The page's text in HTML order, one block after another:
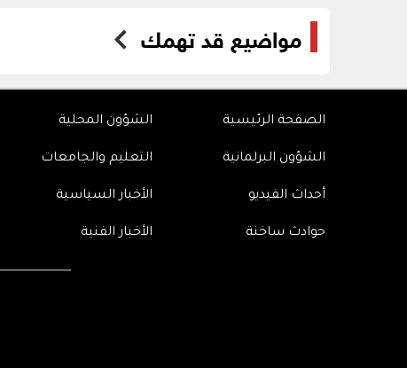
مواضيع قد تهمك
الصفحة الرئيسية الشؤون المحلية
الشؤون البرلمانية التعليم والجامعات
أحداث الفيديو الأخبار السياسية
حوادث ساخنة الأخبار الفنية